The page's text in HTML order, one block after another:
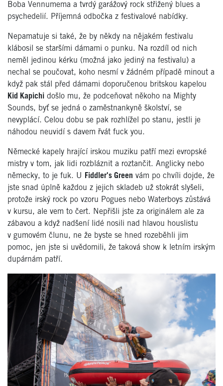
Boba Vennumema a tvrdý garážový rock střižený blues a
psychedelií. Příjemná odbočka z festivalové nabídky.
Nepamatuje si také, že by někdy na nějakém festivalu
klábosil se staršími dámami o punku. Na rozdíl od nich
neměl jedinou kérku (možná jako jediný na festivalu) a
nechal se poučovat, koho nesmí v žádném případě minout a
když pak stál před dámami doporučenou britskou kapelou
Kid Kapichi došlo mu, že podceňovat někoho na Mighty
Sounds, byť se jedná o zaměstnankyně školství, se
nevyplácí. Celou dobu se pak rozhlížel po stanu, jestli je
náhodou neuvidí s davem řvát fuck you.
Německé kapely hrající irskou muziku patří mezi evropské
mistry v tom, jak lidi rozbláznit a roztančit. Anglicky nebo
německy, to je fuk. U
Fiddler's Green vám po chvíli dojde, že
jste snad úplně každou z jejich skladeb už stokrát slyšeli,
protože irský rock po vzoru Pogues nebo Waterboys zůstává
v kursu, ale vem to čert. Nepřišli jste za originálem ale za
zábavou a když nadšení lidé nosili nad hlavou houslistu
v gumovém člunu, ne že byste se hned rozeběhli jim
pomoc, jen jste si uvědomili, že taková show k letním irským
dupárnám patří.